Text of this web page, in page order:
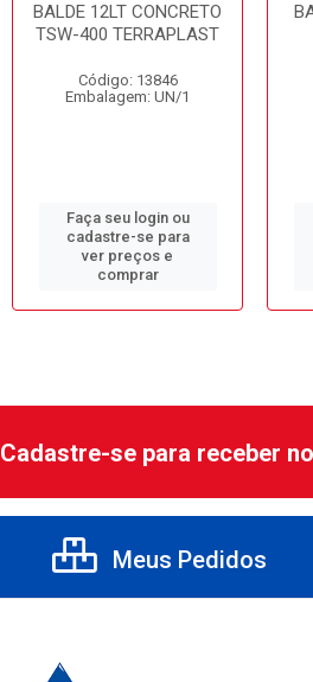
BALDE 12LT CONCRETO
TSW-400 TERRAPLAST
Código: 13846
Embalagem: UN/1
Faça seu login ou
cadastre-se para
ver preços e
comprar
Cadastre-se para receber
Meus Pedidos